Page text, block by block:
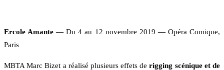
Ercole Amante — Du 4 au 12 novembre 2019 — Opéra Comique,
Paris
MBTA Marc Bizet a réalisé plusieurs effets derigging scénique et de